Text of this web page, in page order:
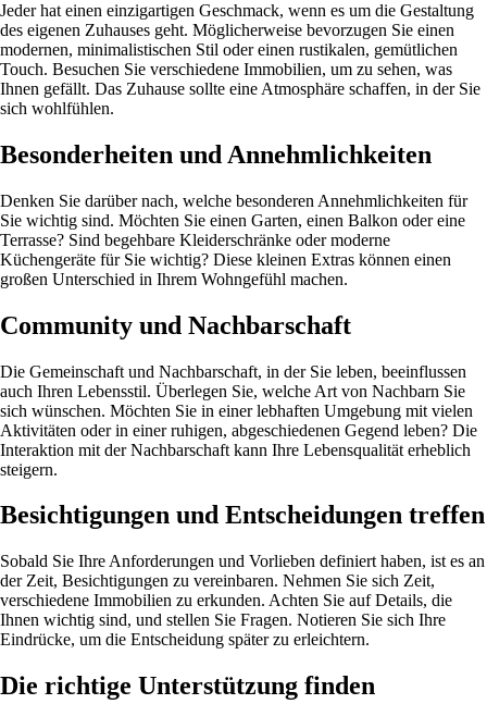
Jeder hat einen einzigartigen Geschmack, wenn es um die Gestaltung
des eigenen Zuhauses geht. Möglicherweise bevorzugen Sie einen
modernen, minimalistischen Stil oder einen rustikalen, gemütlichen
Touch. Besuchen Sie verschiedene Immobilien, um zu sehen, was
Ihnen gefällt. Das Zuhause sollte eine Atmosphäre schaffen, in der Sie
sich wohlfühlen.
Besonderheiten und Annehmlichkeiten
Denken Sie darüber nach, welche besonderen Annehmlichkeiten für
Sie wichtig sind. Möchten Sie einen Garten, einen Balkon oder eine
Terrasse? Sind begehbare Kleiderschränke oder moderne
Küchengeräte für Sie wichtig? Diese kleinen Extras können einen
großen Unterschied in Ihrem Wohngefühl machen.
Community und Nachbarschaft
Die Gemeinschaft und Nachbarschaft, in der Sie leben, beeinflussen
auch Ihren Lebensstil. Überlegen Sie, welche Art von Nachbarn Sie
sich wünschen. Möchten Sie in einer lebhaften Umgebung mit vielen
Aktivitäten oder in einer ruhigen, abgeschiedenen Gegend leben? Die
Interaktion mit der Nachbarschaft kann Ihre Lebensqualität erheblich
steigern.
Besichtigungen und Entscheidungen treffen
Sobald Sie Ihre Anforderungen und Vorlieben definiert haben, ist es an
der Zeit, Besichtigungen zu vereinbaren. Nehmen Sie sich Zeit,
verschiedene Immobilien zu erkunden. Achten Sie auf Details, die
Ihnen wichtig sind, und stellen Sie Fragen. Notieren Sie sich Ihre
Eindrücke, um die Entscheidung später zu erleichtern.
Die richtige Unterstützung finden